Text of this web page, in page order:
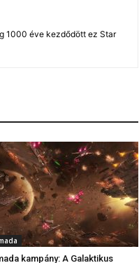
1000 éve kezdődött ez Star
kampány: A Galaktikus